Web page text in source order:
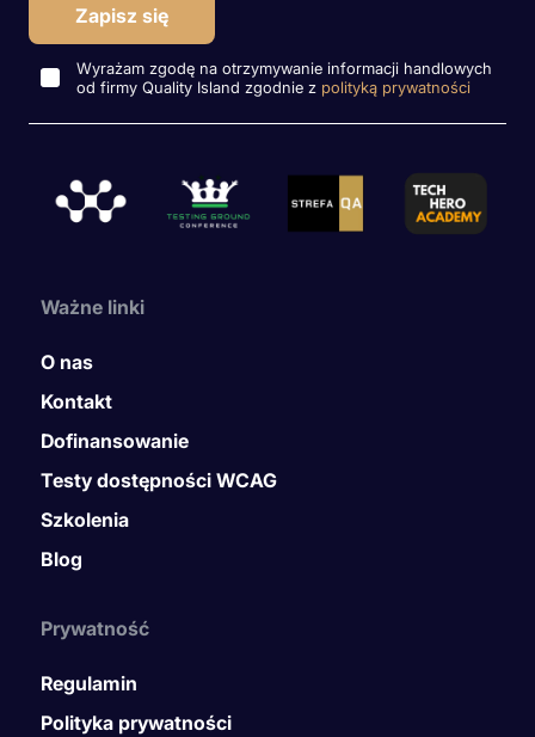
Wyrażam zgodę na otrzymywanie informacji handlowych
od firmy Quality Island zgodnie z polityką prywatności
Ważne linki
O nas
Kontakt
Dofinansowanie
Testy dostępności WCAG
Szkolenia
Blog
Prywatność
Regulamin
Polityka prywatności